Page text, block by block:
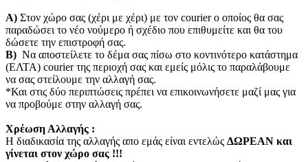
Α) Στον χώρο σας (χέρι με χέρι) με τον courier o οποίος θα σας
παραδώσει το νέο νούμερο ή σχέδιο που επιθυμείτε και θα του
δώσετε την επιστροφή σας.
Β) Να αποστείλετε το δέμα σας πίσω στο κοντινότερο κατάστημα
(ΕΛΤΑ) courier της περιοχή σας και εμείς μόλις το παραλάβουμε
να σας στείλουμε την αλλαγή σας.
*Και στις δύο περιπτώσεις πρέπει να επικοινωνήσετε μαζί μας για
να προβούμε στην αλλαγή σας.
Χρέωση Αλλαγής :
Η διαδικασία της αλλαγής απο εμάς είναι εντελώς ΔΩΡΕΑΝ και
γίνεται στον χώρο σας !!!